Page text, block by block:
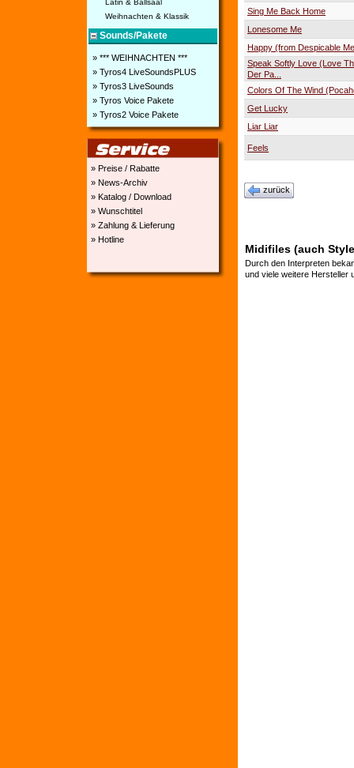
Latin & Ballsaal
Weihnachten & Klassik
Sounds/Pakete
» *** WEIHNACHTEN ***
» Tyros4 LiveSoundsPLUS
» Tyros3 LiveSounds
» Tyros Voice Pakete
» Tyros2 Voice Pakete
» Preise / Rabatte
» News-Archiv
» Katalog / Download
» Wunschtitel
» Zahlung & Lieferung
» Hotline
Sing Me Back Home
Lonesome Me
Happy (from Despicable
Speak Softly Love (Love
Der Pa...
Colors Of The Wind
Get Lucky
Liar Liar
Feels
zurück
Midifiles (auch
Durch den Interpreten
und viele weitere Hersteller